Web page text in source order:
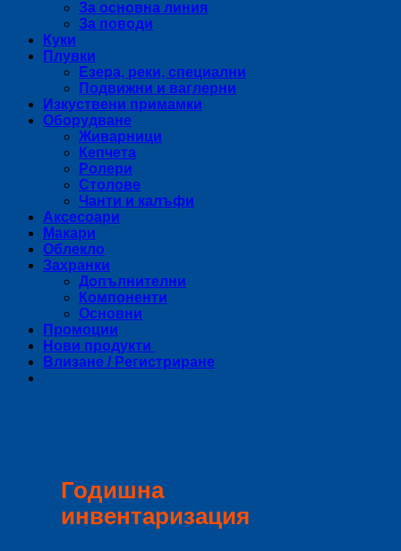
За основна линия
За поводи
Куки
Плувки
Езера, реки, специални
Подвижни и ваглерни
Изкуствени примамки
Оборудване
Живарници
Кепчета
Ролери
Столове
Чанти и калъфи
Аксесоари
Макари
Облекло
Захранки
Допълнителни
Компоненти
Основни
Промоции
Нови продукти
Влизане / Регистриране
Годишна
инвентаризация